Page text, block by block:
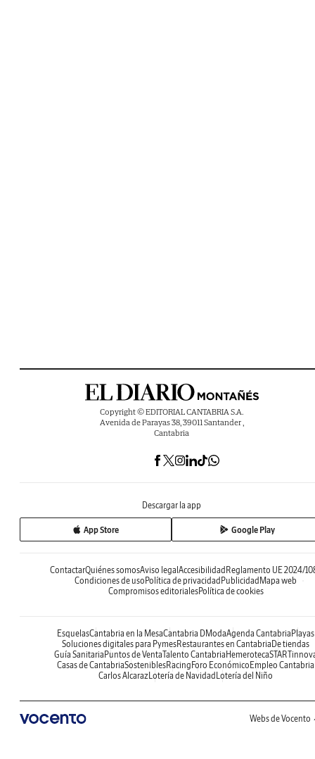
Copyright © EDITORIAL CANTABRIA S.A.
Avenida de Parayas 38, 39011 Santander ,
Cantabria
Descargar la app
App Store Google Play
ContactarQuiénes somosAviso legal Accesibilidad Reglamento UE 2024/
Condiciones de uso Política de privacidad Publicidad Mapa web
Compromisos editorialesPolítica de cookies
EsquelasCantabria en la MesaCantabria DModaAgenda Cantabria Playas
Soluciones digitales para PymesRestaurantes en Cantabria De tiendas
Guía Sanitaria Puntos de VentaTalento Cantabria Hemeroteca
Casas de CantabriaSosteniblesRacing Foro Económico Empleo Cantabria
Carlos AlcarazLotería de Navidad Lotería del Niño
Webs de Vocento